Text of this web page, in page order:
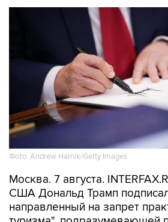
Фото: Andrew Harnik/Getty Images
Москва. 7 августа.
США Дональд Трамп
направленный на запрет